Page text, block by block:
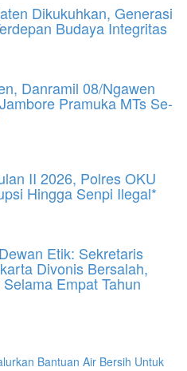
Dikukuhkan, Generasi
Budaya Integritas
Danramil 08/Ngawen
Pramuka MTs Se-
II 2026, Polres OKU
Hingga Senpi Ilegal*
Etik: Sekretaris
Divonis Bersalah,
Empat Tahun